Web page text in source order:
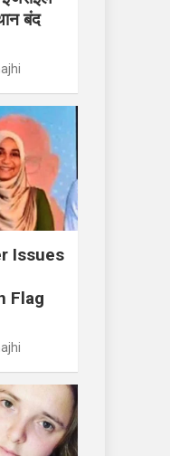
बंद
Issues
Flag